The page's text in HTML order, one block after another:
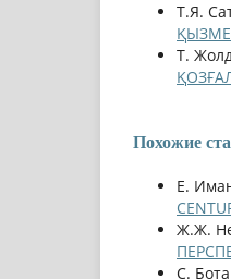
Т.Я.
Т.
Похожие
Е.
Ж.Ж.
С.